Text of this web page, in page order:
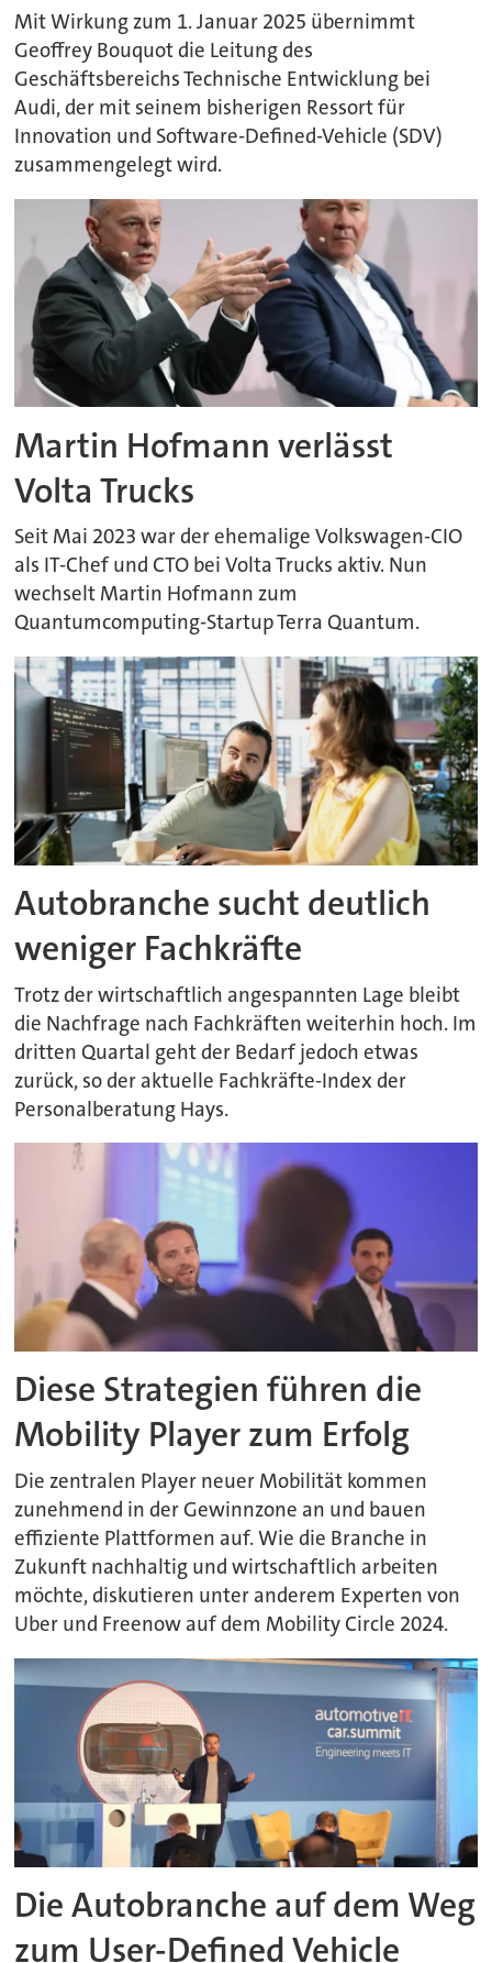
Mit Wirkung zum 1. Januar 2025 übernimmt
Geoffrey Bouquot die Leitung des
Geschäftsbereichs Technische Entwicklung bei
Audi, der mit seinem bisherigen Ressort für
Innovation und Software-Defined-Vehicle (SDV)
zusammengelegt wird.
Martin Hofmann verlässt
Volta Trucks
Seit Mai 2023 war der ehemalige Volkswagen-CIO
als IT-Chef und CTO bei Volta Trucks aktiv. Nun
wechselt Martin Hofmann zum
Quantumcomputing-Startup Terra Quantum.
Autobranche sucht deutlich
weniger Fachkräfte
Trotz der wirtschaftlich angespannten Lage bleibt
die Nachfrage nach Fachkräften weiterhin hoch. Im
dritten Quartal geht der Bedarf jedoch etwas
zurück, so der aktuelle Fachkräfte-Index der
Personalberatung Hays.
Diese Strategien führen die
Mobility Player zum Erfolg
Die zentralen Player neuer Mobilität kommen
zunehmend in der Gewinnzone an und bauen
effiziente Plattformen auf. Wie die Branche in
Zukunft nachhaltig und wirtschaftlich arbeiten
möchte, diskutieren unter anderem Experten von
Uber und Freenow auf dem Mobility Circle 2024.
Die Autobranche auf dem Weg
zum User-Defined Vehicle